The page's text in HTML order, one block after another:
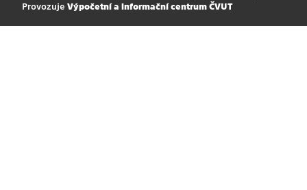
Provozuje Výpočetní a informační centrum ČVUT